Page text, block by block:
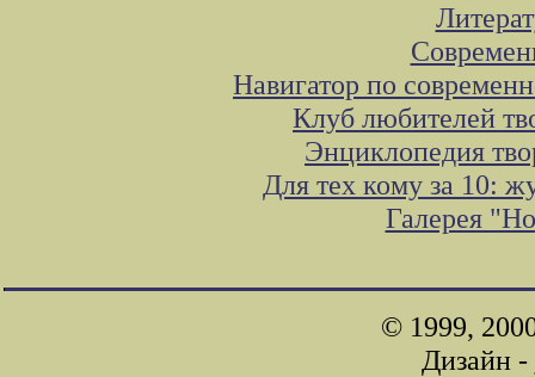
Навигатор по
Клуб любителей
Энциклопедия
Для тех кому за 10:
Галерея
© 1999,
Дизайн -